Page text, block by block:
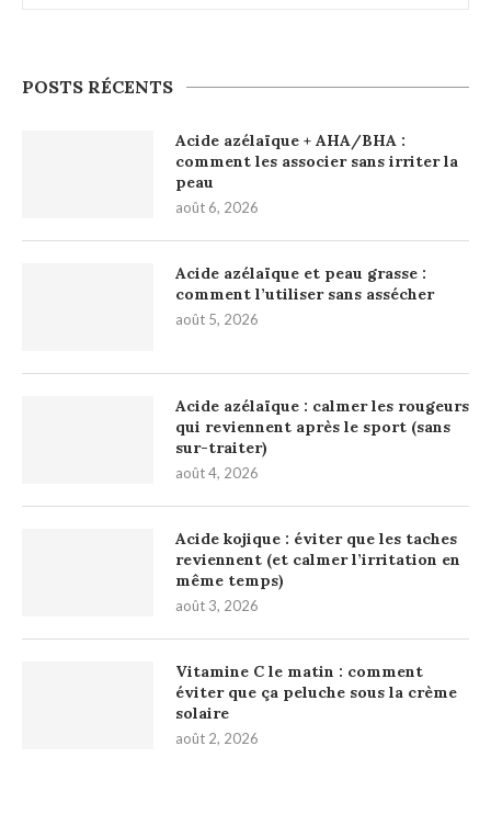
POSTS RÉCENTS
Acide azélaïque + AHA/BHA :
comment les associer sans irriter la
peau
août 6, 2026
Acide azélaïque et peau grasse :
comment l’utiliser sans assécher
août 5, 2026
Acide azélaïque : calmer les rougeurs
qui reviennent après le sport (sans
sur-traiter)
août 4, 2026
Acide kojique : éviter que les taches
reviennent (et calmer l’irritation en
même temps)
août 3, 2026
Vitamine C le matin : comment
éviter que ça peluche sous la crème
solaire
août 2, 2026